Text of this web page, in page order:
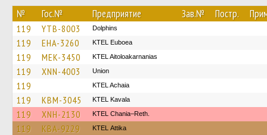
№ Гос.№ Предприятие Зав.№ Постр.
119 YTB-8003 Dolphins
119 EHA-3260 ΚΤΕL Euboea
119 MEK-3450 KTEL Aitoloakarnanias
119 XNN-4003 Union
119 KTEL Achaia
119 KBM-3045 KTEL Kavala
119 XNH-2130 KTEL Chania–Reth.
119 KBA-9229 KΤΕL Αttika